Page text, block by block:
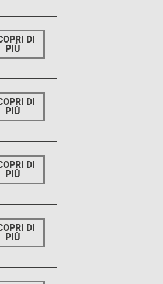
DI
PIÙ
DI
PIÙ
DI
PIÙ
DI
PIÙ